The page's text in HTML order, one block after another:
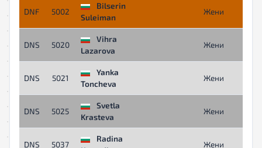
DNF 5002
Bilserin
Suleiman
Жени
DNS 5020
Vihra
Lazarova
Жени
DNS 5021
Yanka
Toncheva
Жени
DNS 5025
Svetla
Krasteva
Жени
DNS 5037
Radina
Жени